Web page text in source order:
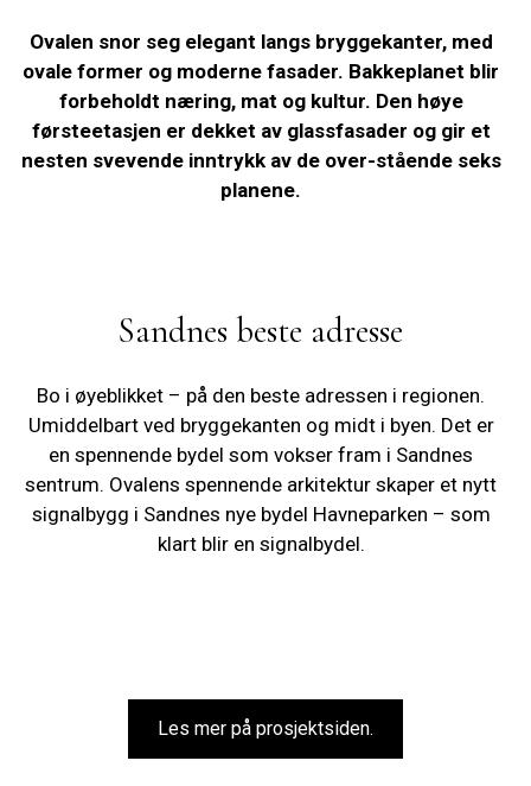
Ovalen snor seg elegant langs bryggekanter, med
ovale former og moderne fasader. Bakkeplanet blir
forbeholdt næring, mat og kultur. Den høye
førsteetasjen er dekket av glassfasader og gir et
nesten svevende inntrykk av de over-stående seks
planene.
Sandnes beste adresse
Bo i øyeblikket – på den beste adressen i regionen.
Umiddelbart ved bryggekanten og midt i byen. Det er
en spennende bydel som vokser fram i Sandnes
sentrum. Ovalens spennende arkitektur skaper et nytt
signalbygg i Sandnes nye bydel Havneparken – som
klart blir en signalbydel.
Les mer på prosjektsiden.